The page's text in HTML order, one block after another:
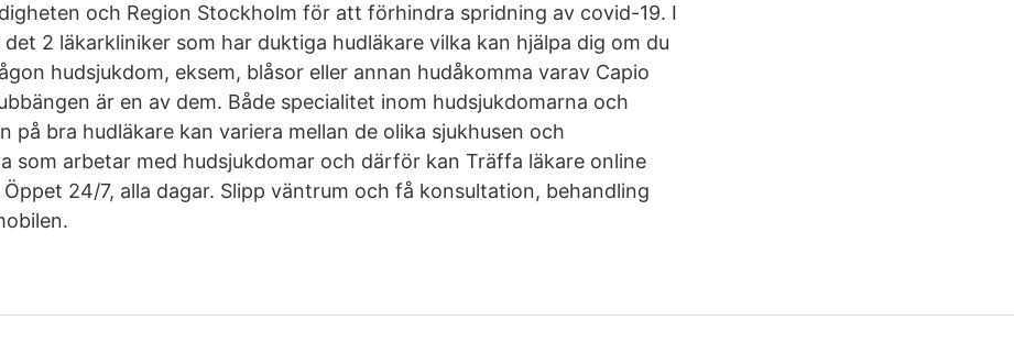
och Region Stockholm för att förhindra spridning av covid-19. I
det 2 läkarkliniker som har duktiga hudläkare vilka kan hjälpa dig om du
hudsjukdom, eksem, blåsor eller annan hudåkomma varav Capio
är en av dem. Både specialitet inom hudsjukdomarna och
på bra hudläkare kan variera mellan de olika sjukhusen och
som arbetar med hudsjukdomar och därför kan Träffa läkare online
Öppet 24/7, alla dagar. Slipp väntrum och få konsultation, behandling